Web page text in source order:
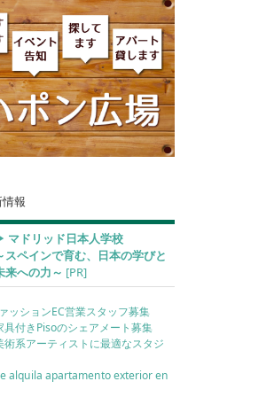
報
マドリッド日本人学校
スペインで育む、日本の学びと
来への力～ [PR]
ッションEC営業スタッフ募集
具付きPisoのシェアメート募集
術系アーティストに最適なスタジ
alquila apartamento exterior en